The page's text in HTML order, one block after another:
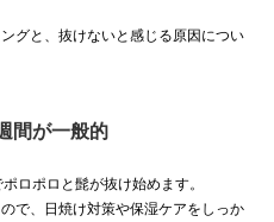
グと、抜けないと感じる原因につい
間が一般的
ロポロと髭が抜け始めます。
で、日焼け対策や保湿ケアをしっか